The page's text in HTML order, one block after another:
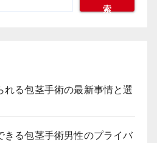
索
れる包茎手術の最新事情と選
きる包茎手術男性のプライバ